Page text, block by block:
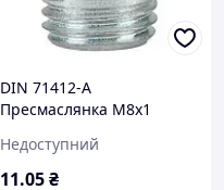
DIN 71412-А
Пресмаслянка М8х1
Недоступний
11.05₴